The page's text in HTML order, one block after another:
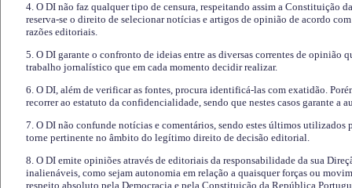
4. O DI não faz qualquer tipo de censura, respeitando assim a Constituição
reserva-se o direito de selecionar notícias e artigos de opinião de acordo
razões editoriais.
5. O DI garante o confronto de ideias entre as diversas correntes de opinião
trabalho jornalístico que em cada momento decidir realizar.
6. O DI, além de verificar as fontes, procura identificá-las com exatidão.
recorrer ao estatuto da confidencialidade, sendo que nestes casos garante a
7. O DI não confunde notícias e comentários, sendo estes últimos utilizados
torne pertinente no âmbito do legítimo direito de decisão editorial.
8. O DI emite opiniões através de editoriais da responsabilidade da sua
inalienáveis, como sejam autonomia em relação a quaisquer forças ou
respeito absoluto pela Democracia e pela Constituição da República